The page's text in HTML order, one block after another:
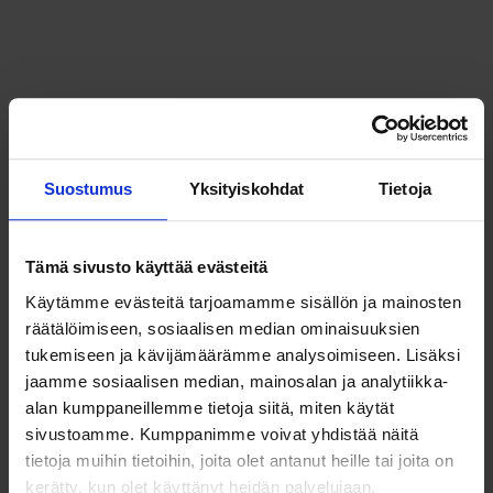
Suostumus Yksityiskohdat Tietoja
Tämä sivusto käyttää evästeitä
Käytämme evästeitä tarjoamamme sisällön ja mainosten
räätälöimiseen, sosiaalisen median ominaisuuksien
tukemiseen ja kävijämäärämme analysoimiseen. Lisäksi
jaamme sosiaalisen median, mainosalan ja analytiikka-
alan kumppaneillemme tietoja siitä, miten käytät
sivustoamme. Kumppanimme voivat yhdistää näitä
tietoja muihin tietoihin, joita olet antanut heille tai joita on
kerätty, kun olet käyttänyt heidän palvelujaan.
sisäiseen päätöksentekoon perustuva menettely, johon
yhdistyksellä ole enää toimintaedellytyksiä, tai kun
Purkaminen yleensä viittaa myös viranomaistoimeen,
eli on esimerkiksi se tilanne, jossa PRH merkkaa
purkautumisesta päättäneen yhdistyksen
purkamisilmoituksen yhdistysrekisteriin, jonka jälkeen
yhdistys poistetaan sieltä. Purkaminen voidaan tehdä myös